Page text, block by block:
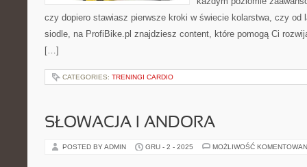
czy dopiero stawiasz pierwsze kroki w świecie kolarstwa, czy od
siodle, na ProfiBike.pl znajdziesz content, które pomogą Ci
[…]
CATEGORIES: TRENINGI CARDIO
SŁOWACJA I ANDORA
POSTED BY ADMIN GRU - 2 - 2025 MOŻLIWOŚĆ